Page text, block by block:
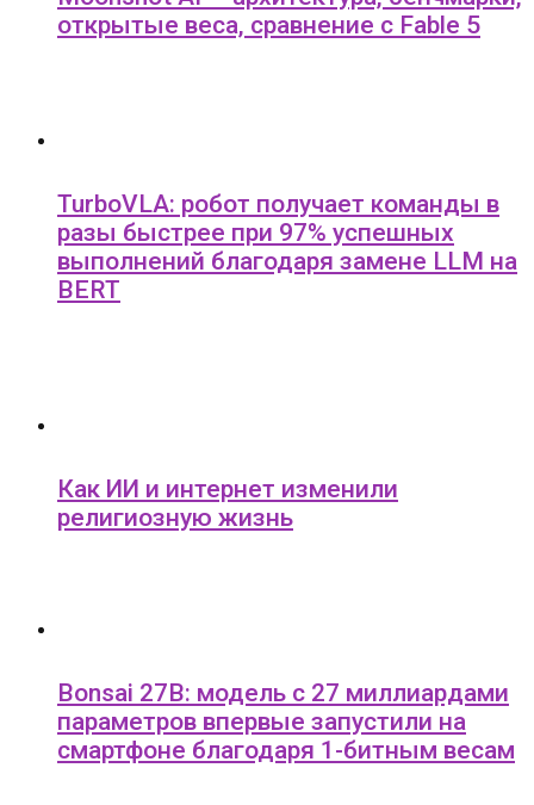
открытые веса, сравнение с Fable 5
TurboVLA: робот получает команды в
разы быстрее при 97% успешных
выполнений благодаря замене LLM на
BERT
Как ИИ и интернет изменили
религиозную жизнь
Bonsai 27B: модель с 27 миллиардами
параметров впервые запустили на
смартфоне благодаря 1-битным весам